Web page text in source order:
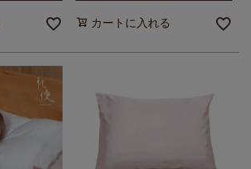
カートに入れる